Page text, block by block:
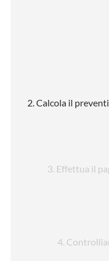
2. Calcola il
3. Effettua il
4.